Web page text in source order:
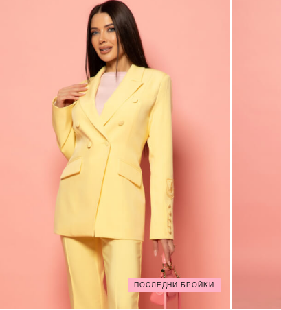
ПОСЛЕДНИ БРОЙКИ
S M L